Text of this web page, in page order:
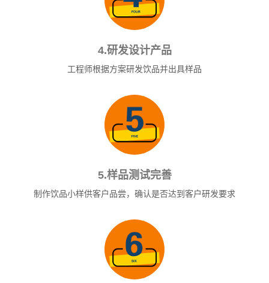
4.研发设计产品
工程师根据方案研发饮品并出具样品
5.样品测试完善
制作饮品小样供客户品尝，确认是否达到客户研发要求